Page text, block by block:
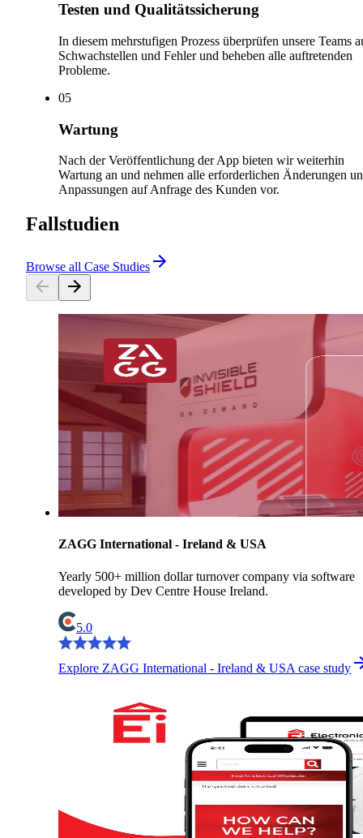
Testen und Qualitätssicherung
In diesem mehrstufigen Prozess überprüfen unsere Teams
Schwachstellen und Fehler und beheben alle auftretenden
Probleme.
05
Wartung
Nach der Veröffentlichung der App bieten wir weiterhin
Wartung an und nehmen alle erforderlichen Änderungen
Anpassungen auf Anfrage des Kunden vor.
Fallstudien
Browse all Case Studies
ZAGG International - Ireland & USA
Yearly 500+ million dollar turnover company via software
developed by Dev Centre House Ireland.
5.0
Explore ZAGG International - Ireland & USA case study